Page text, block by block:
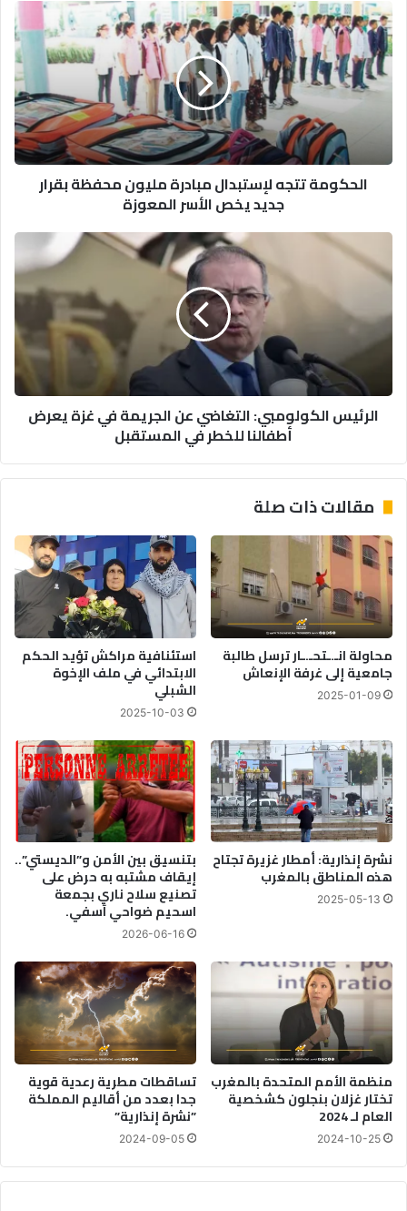
الحكومة تتجه
لإستبدال
مبادرة مليون
محفظة بقرار
جديد
الحكومة تتجه لإستبدال مبادرة مليون محفظة بقرار
جديد يخص الأسر المعوزة
الكولومبي:
التغاضي
الجريمة
في
أطفالنا
للخطر
الرئيس الكولومبي: التغاضي عن الجريمة في غزة يعرض
أطفالنا للخطر في المستقبل
مقالات ذات صلة
محاولة انـ.ـتحـ.ـار ترسل طالبة
جامعية إلى غرفة الإنعاش
2025-01-09
استئنافية مراكش تؤيد الحكم
الابتدائي في ملف الإخوة
الشبلي
2025-10-03
نشرة إنذارية: أمطار غزيرة تجتاح
هذه المناطق بالمغرب
2025-05-13
بتنسيق بين الأمن و”الديستي”..
إيقاف مشتبه به حرض على
تصنيع سلاح ناري بجمعة
اسحيم ضواحي آسفي.
2026-06-16
منظمة الأمم المتحدة بالمغرب
تختار غزلان بنجلون كشخصية
العام لـ 2024
2024-10-25
تساقطات مطرية رعدية قوية
جدا بعدد من أقاليم المملكة
”نشرة إنذارية”
2024-09-05